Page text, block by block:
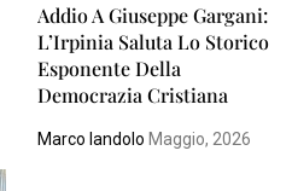
Addio A Giuseppe Gargani:
L’Irpinia Saluta Lo Storico
Esponente Della
Democrazia Cristiana
Marco Iandolo Maggio, 2026